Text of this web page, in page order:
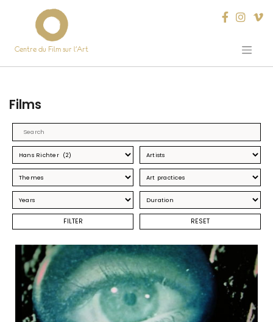
Centre du Film sur l’Art
Films